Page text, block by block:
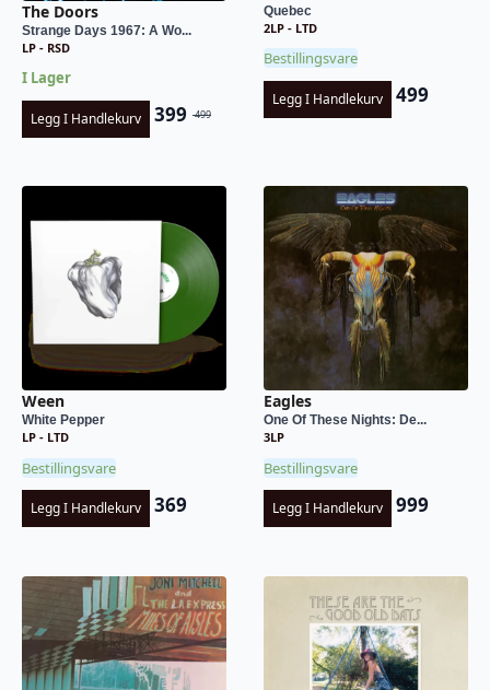
The Doors
Strange Days 1967: A Wo...
LP - RSD
I Lager
Legg I Handlekurv 499
Opprinnelig
pris
kr 499.
399
Nåværende
pris
kr 399.
Quebec
2LP - LTD
Bestillingsvare
Legg I Handlekurv 499
Ween
White Pepper
LP - LTD
Bestillingsvare
Legg I Handlekurv 369
Eagles
One Of These Nights: De...
3LP
Bestillingsvare
Legg I Handlekurv 999